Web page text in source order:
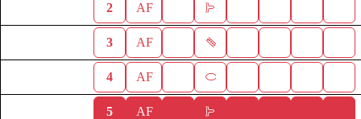
2 AF
3 AF
4 AF
5 AF